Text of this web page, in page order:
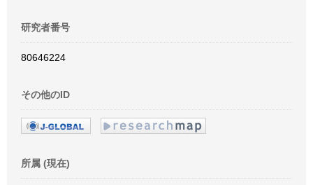
研究者番号
80646224
その他のID
所属 (現在)